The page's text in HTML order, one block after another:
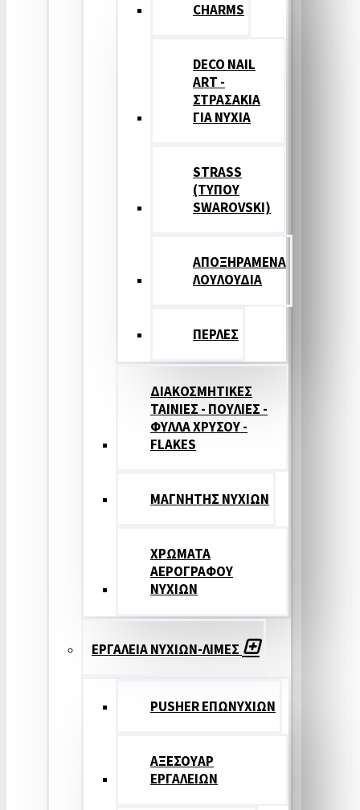
CHARMS
DECO NAIL
ART -
ΣΤΡΑΣΑΚΙΑ
ΓΙΑ ΝΥΧΙΑ
STRASS
(ΤΥΠΟΥ
SWAROVSKI)
ΑΠΟΞΗΡΑΜΕΝΑ
ΛΟΥΛΟΥΔΙΑ
ΠΕΡΛΕΣ
ΔΙΑΚΟΣΜΗΤΙΚΕΣ
ΤΑΙΝΙΕΣ - ΠΟΥΛΙΕΣ -
ΦΥΛΛΑ ΧΡΥΣΟΥ -
FLAKES
ΜΑΓΝΗΤΗΣ ΝΥΧΙΩΝ
ΧΡΩΜΑΤΑ
ΑΕΡΟΓΡΑΦΟΥ
ΝΥΧΙΩΝ
ΕΡΓΑΛΕΙΑ ΝΥΧΙΩΝ-ΛΙΜΕΣ
PUSHER ΕΠΩΝΥΧΙΩΝ
ΑΞΕΣΟΥΑΡ
ΕΡΓΑΛΕΙΩΝ